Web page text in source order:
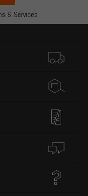
& Services